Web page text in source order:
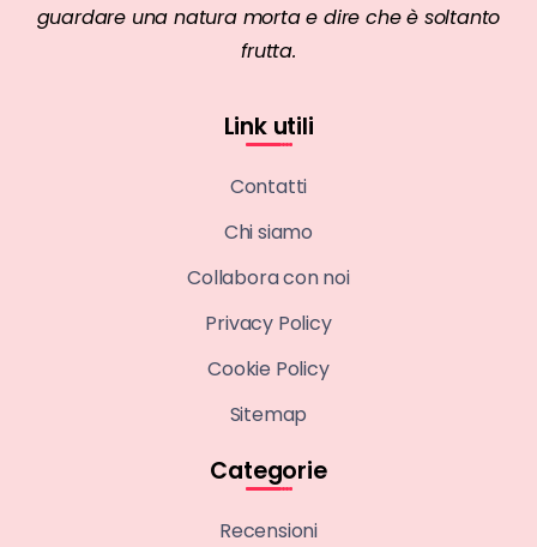
guardare una natura morta e dire che è soltanto
frutta.
Link utili
Contatti
Chi siamo
Collabora con noi
Privacy Policy
Cookie Policy
Sitemap
Categorie
Recensioni